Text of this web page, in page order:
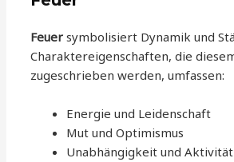
Feuer symbolisiert Dynamik und
Charaktereigenschaften, die
zugeschrieben werden, umfassen:
Energie und Leidenschaft
Mut und Optimismus
Unabhängigkeit und Aktivität